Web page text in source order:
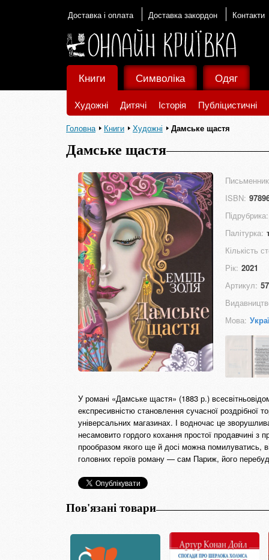
Доставка і оплата Доставка закордон Контакти
Книги
Художні Дитячі Історія Публіцистичні
Символіка Одяг
Головна Книги Художні Дамське щастя
Дамське щастя
ISBN:
Підрубрика:
Палітурка:
Кількість
Рік: 2021
Артикул:
Мова:
У романі «Дамське щастя» (1883 р.)
експресивністю становлення сучасної роздрібної
універсальних магазинах. І водночас це
несамовито гордого кохання простої продавчині з
прообразом якого ще й досі можна помилуватись,
головних героїв роману — сам Париж, його
Пов'язані товари